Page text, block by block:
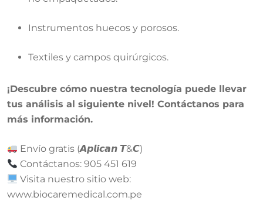
Instrumentos huecos y porosos.
Textiles y campos quirúrgicos.
¡Descubre cómo nuestra tecnología puede llevar
tus análisis al siguiente nivel! Contáctanos para
más información.
Envío gratis (𝘼𝙥𝙡𝙞𝙘𝙖𝙣 𝙏&𝘾)
Contáctanos: 905 451 619
Visita nuestro sitio web:
www.biocaremedical.com.pe